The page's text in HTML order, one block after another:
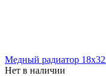
Медный радиатор
Нет в наличии